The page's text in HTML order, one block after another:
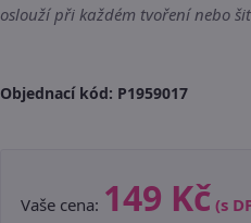
při každém tvoření nebo
Objednací kód: P1959017
Vaše cena: 149 Kč (s